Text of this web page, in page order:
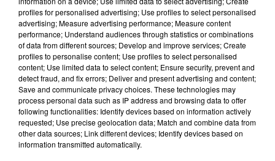
En ce qui concerne le foot féminin, Sylvain
Kastendeuch est également confiant.
Malgré quelques améliorations, le sport
féminin ne représente que 5% de
l’ensemble des retransmissions sportives.
« Jean-Michel Aulas, futur président de la
Ligue de Football, va mettre en place des
mesures qui vont permettre au football
féminin de trouver une meilleure place. Le
profiles for personalised advertising; Use profiles to select personalised
advertising; Measure advertising performance; Measure content
performance; Understand audiences through statistics or combinations
of data from different sources; Develop and improve services; Create
profiles to personalise content; Use profiles to select personalised
content; Use limited data to select content; Ensure security, prevent and
detect fraud, and fix errors; Deliver and present advertising and content;
Save and communicate privacy choices. These technologies may
process personal data such as IP address and browsing data to offer
following functionalities: Identify devices based on information actively
requested; Use precise geolocation data; Match and combine data from
other data sources; Link different devices; Identify devices based on
information transmitted automatically.